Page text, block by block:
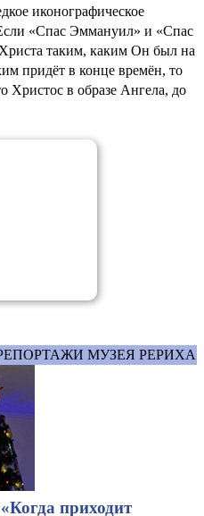
иконографическое
«Спас Эммануил» и «Спас
таким, каким Он был на
придёт в конце времён, то
Христос в образе Ангела, до
МУЗЕЯ РЕРИХА
приходит